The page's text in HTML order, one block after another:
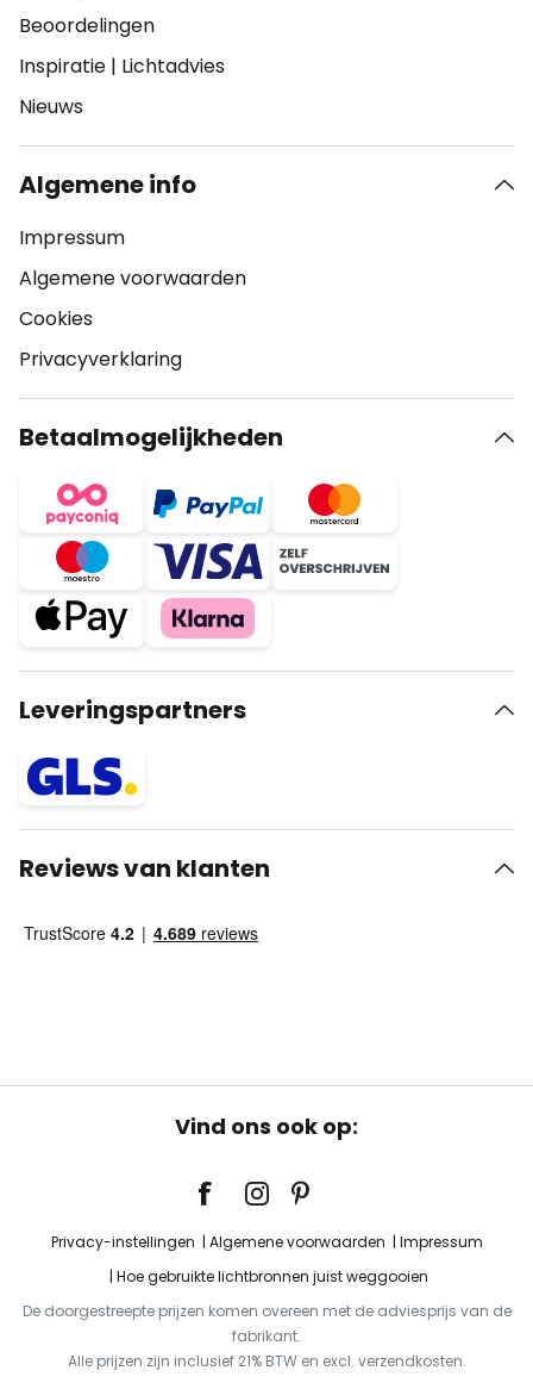
Beoordelingen
Inspiratie | Lichtadvies
Nieuws
Algemene info
Impressum
Algemene voorwaarden
Cookies
Privacyverklaring
Betaalmogelijkheden
Leveringspartners
Reviews van klanten
Vind ons ook op:
Privacy-instellingen Algemene voorwaarden
Impressum
Hoe gebruikte lichtbronnen juist weggooien
De doorgestreepte prijzen komen overeen met de adviesprijs van de
fabrikant.
Alle prijzen zijn inclusief 21% BTW en excl. verzendkosten.